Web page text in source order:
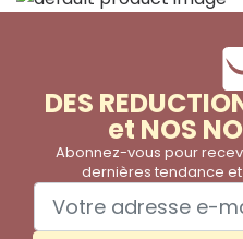
DES
et NOS
Abonnez-vous pour
dernières tendance